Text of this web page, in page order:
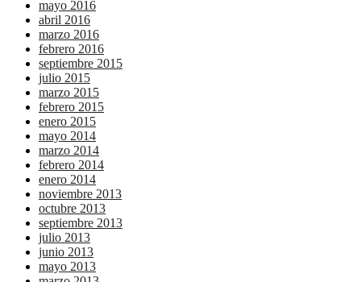
mayo 2016
abril 2016
marzo 2016
febrero 2016
septiembre 2015
julio 2015
marzo 2015
febrero 2015
enero 2015
mayo 2014
marzo 2014
febrero 2014
enero 2014
noviembre 2013
octubre 2013
septiembre 2013
julio 2013
junio 2013
mayo 2013